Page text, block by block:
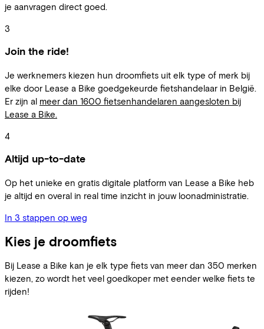
je aanvragen direct goed.
3
Join the ride!
Je werknemers kiezen hun droomfiets uit elk type of merk bij
elke door Lease a Bike goedgekeurde fietshandelaar in België.
Er zijn al meer dan 1600 fietsenhandelaren aangesloten bij
Lease a Bike.
4
Altijd up-to-date
Op het unieke en gratis digitale platform van Lease a Bike heb
je altijd en overal in real time inzicht in jouw loonadministratie.
In 3 stappen op weg
Kies je droomfiets
Bij Lease a Bike kan je elk type fiets van meer dan 350 merken
kiezen, zo wordt het veel goedkoper met eender welke fiets te
rijden!